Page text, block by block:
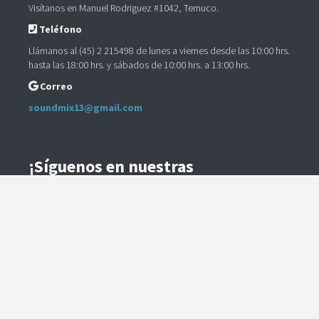
Visítanos en Manuel Rodriguez #1042, Temuco.
Teléfono
Llámanos al (45) 2 215498 de lunes a viernes desde las 10:00 hrs.
hasta las 18:00 hrs. y sábados de 10:00 hrs. a 13:00 hrs.
Correo
soundmix13@gmail.com
¡Síguenos en nuestras